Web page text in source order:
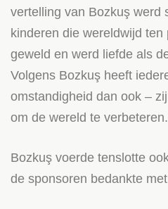
vertelling van Bozkuş werd
kinderen die wereldwijd
geweld en werd liefde als
Volgens Bozkuş heeft
omstandigheid dan ook –
om de wereld te verbeteren.
Bozkuş voerde tenslotte
de sponsoren bedankte